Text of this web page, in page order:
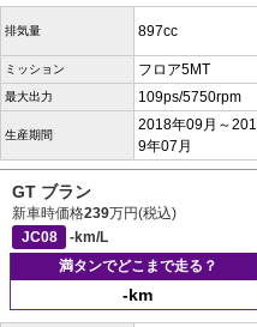
排気量 897cc
ミッション フロア5MT
最大出力 109ps/5750rpm
生産期間
2018年09月～201
9年07月
GT ブラン
新車時価格239万円(税込)
JC08
-km/L
満タンでどこまで走る？
-km